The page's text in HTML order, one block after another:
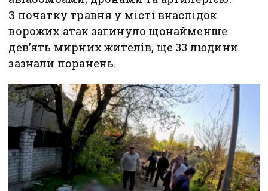
З початку травня у місті внаслідок
ворожих атак загинуло щонайменше
дев’ять мирних жителів, ще 33 людини
зазнали поранень.